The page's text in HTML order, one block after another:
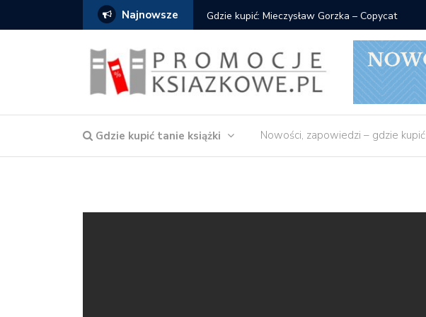
Najnowsze Gdzie kupić: Mieczysław Gorzka – Copycat
Gdzie kupić tanie książki Nowości, zapowiedzi – gdzie kupić